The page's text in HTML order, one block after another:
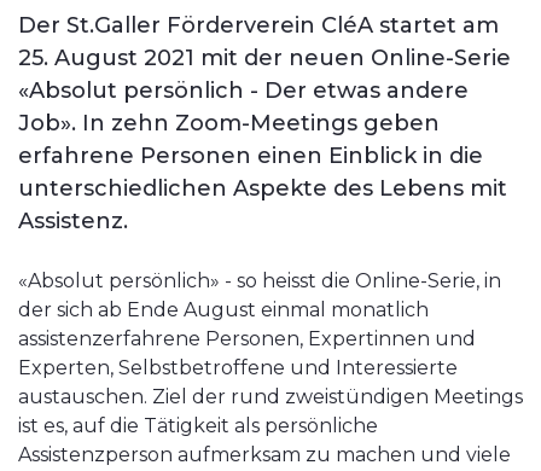
Der St.Galler Förderverein CléA startet am
25. August 2021 mit der neuen Online-Serie
«Absolut persönlich - Der etwas andere
Job». In zehn Zoom-Meetings geben
erfahrene Personen einen Einblick in die
unterschiedlichen Aspekte des Lebens mit
Assistenz.
«Absolut persönlich» - so heisst die Online-Serie, in
der sich ab Ende August einmal monatlich
assistenzerfahrene Personen, Expertinnen und
Experten, Selbstbetroffene und Interessierte
austauschen. Ziel der rund zweistündigen Meetings
ist es, auf die Tätigkeit als persönliche
Assistenzperson aufmerksam zu machen und viele